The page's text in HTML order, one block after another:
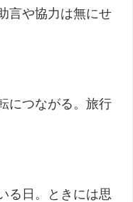
言や協力は無にせ
につながる。旅行
る日。ときには思